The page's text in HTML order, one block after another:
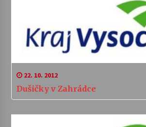
22. 10. 2012
Dušičky v Zahrádce